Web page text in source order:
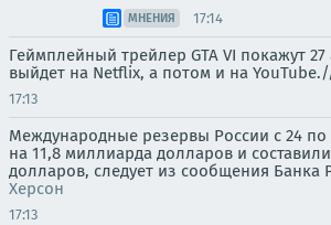
МНЕНИЯ 17:14
Геймплейный трейлер GTA VI покажут 27
выйдет на Netflix, а потом и на
17:13
Международные резервы России с 24
на 11,8 миллиарда долларов и
долларов, следует из сообщения Банка
Херсон
17:13